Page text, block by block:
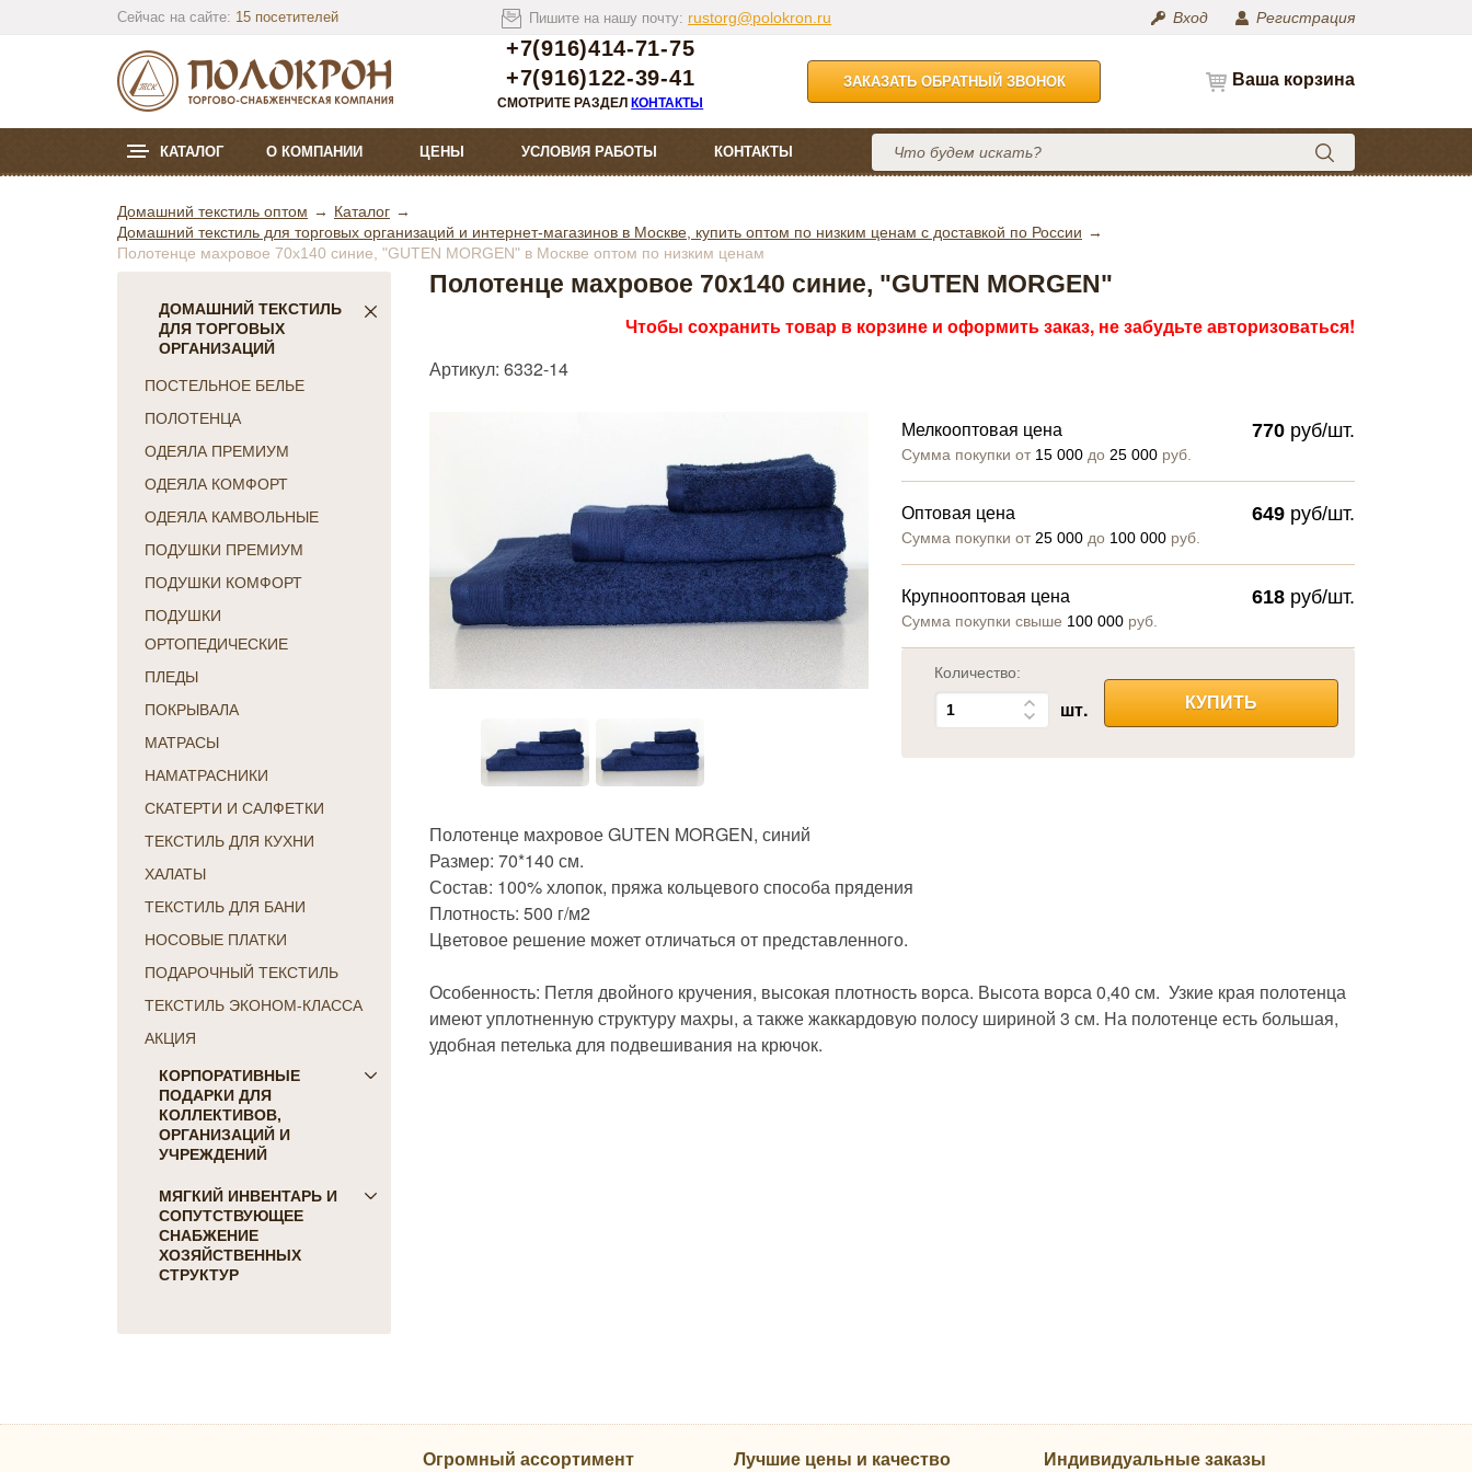
Сейчас на сайте: 15 посетителей Пишите на нашу почту: rustorg@polokron.ru Вход Регистрация
+7(916)414-71-75
+7(916)122-39-41
СМОТРИТЕ РАЗДЕЛКОНТАКТЫ
ЗАКАЗАТЬ ОБРАТНЫЙ ЗВОНОК Ваша корзина
КАТАЛОГ О КОМПАНИИ ЦЕНЫ УСЛОВИЯ РАБОТЫ КОНТАКТЫ
Домашний текстиль оптом
Каталог
Домашний текстиль для торговых организаций и интернет-магазинов в Москве, купить оптом по низким ценам с доставкой по России
Полотенце махровое 70х140 синие, "GUTEN MORGEN" в Москве оптом по низким ценам
ДОМАШНИЙ ТЕКСТИЛЬ
ДЛЯ ТОРГОВЫХ
ОРГАНИЗАЦИЙ
ПОСТЕЛЬНОЕ БЕЛЬЕ
ПОЛОТЕНЦА
ОДЕЯЛА ПРЕМИУМ
ОДЕЯЛА КОМФОРТ
ОДЕЯЛА КАМВОЛЬНЫЕ
ПОДУШКИ ПРЕМИУМ
ПОДУШКИ КОМФОРТ
ПОДУШКИ
ОРТОПЕДИЧЕСКИЕ
ПЛЕДЫ
ПОКРЫВАЛА
МАТРАСЫ
НАМАТРАСНИКИ
СКАТЕРТИ И САЛФЕТКИ
ТЕКСТИЛЬ ДЛЯ КУХНИ
ХАЛАТЫ
ТЕКСТИЛЬ ДЛЯ БАНИ
НОСОВЫЕ ПЛАТКИ
ПОДАРОЧНЫЙ ТЕКСТИЛЬ
ТЕКСТИЛЬ ЭКОНОМ-КЛАССА
АКЦИЯ
КОРПОРАТИВНЫЕ
ПОДАРКИ ДЛЯ
КОЛЛЕКТИВОВ,
ОРГАНИЗАЦИЙ И
УЧРЕЖДЕНИЙ
ПОДАРКИ ДЛЯ КОГО:
Женщинам
Коллегам
Мужчинам
День Победы
МЯГКИЙ ИНВЕНТАРЬ И
СОПУТСТВУЮЩЕЕ
СНАБЖЕНИЕ
ХОЗЯЙСТВЕННЫХ
СТРУКТУР
Полотенце махровое 70х140 синие, "GUTEN MORGEN"
Чтобы сохранить товар в корзине и оформить заказ, не забудьте авторизоваться!
Артикул: 6332-14
Мелкооптовая цена
Сумма покупки от 15 000до 25 000руб.
770 руб/шт.
Оптовая цена
Сумма покупки от 25 000до 100 000руб.
649 руб/шт.
Крупнооптовая цена
Сумма покупки свыше 100 000руб.
618 руб/шт.
Количество:
шт. КУПИТЬ
Полотенце махровое GUTEN MORGEN, синий
Размер: 70*140 см.
Состав: 100% хлопок, пряжа кольцевого способа прядения
Плотность: 500 г/м2
Цветовое решение может отличаться от представленного.
Особенность: Петля двойного кручения, высокая плотность ворса. Высота ворса 0,40 см. Узкие края полотенца
имеют уплотненную структуру махры, а также жаккардовую полосу шириной 3 см. На полотенце есть большая,
удобная петелька для подвешивания на крючок.
Огромный ассортимент Лучшие цены и качество Индивидуальные заказы